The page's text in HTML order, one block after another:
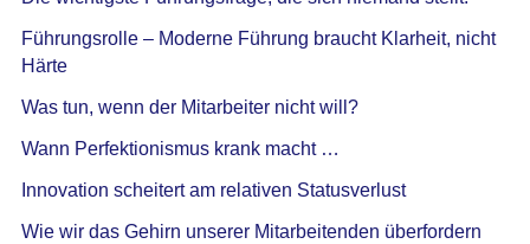
Führungsrolle – Moderne Führung braucht Klarheit, nicht
Härte
Was tun, wenn der Mitarbeiter nicht will?
Wann Perfektionismus krank macht …
Innovation scheitert am relativen Statusverlust
Wie wir das Gehirn unserer Mitarbeitenden überfordern